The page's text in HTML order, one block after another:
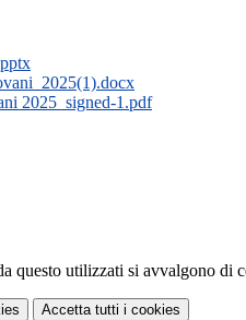
2025_signed-1.pdf
questo utilizzati si avvalgono di
Accetta tutti i cookies